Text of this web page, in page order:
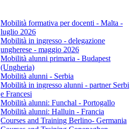
Mobilità formativa per docenti - Malta -
luglio 2026
Mobilità in ingresso - delegazione
ungherese - maggio 2026
Mobilità alunni primaria - Budapest
(Ungheria)
Mobilità alunni - Serbia
Mobilità in ingresso alunni - partner Serbi
e Francesi
Mobilità alunni: Funchal - Portogallo
Mobilità alunni: Halluin - Francia
Courses and Training Berlino- Germania